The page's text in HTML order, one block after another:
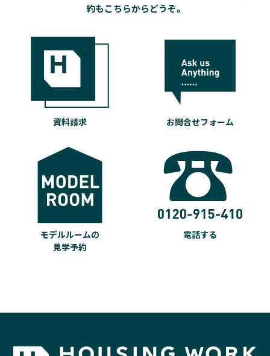
約もこちらからどうぞ。
資料請求 お問合せフォーム
モデルルームの
見学予約
電話する